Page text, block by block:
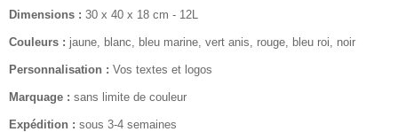
Dimensions : 30 x 40 x 18 cm - 12L
Couleurs : jaune, blanc, bleu marine, vert anis, rouge, bleu roi, noir
Personnalisation : Vos textes et logos
Marquage : sans limite de couleur
Expédition : sous 3-4 semaines